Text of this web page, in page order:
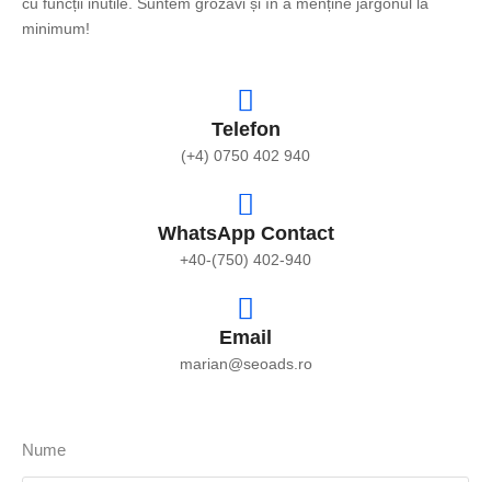
minimum!
Telefon
(+4) 0750 402 940
WhatsApp Contact
+40-(750) 402-940
Email
marian@seoads.ro
Nume